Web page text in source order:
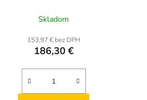
Skladom
153,97 € bez DPH
186,30 €